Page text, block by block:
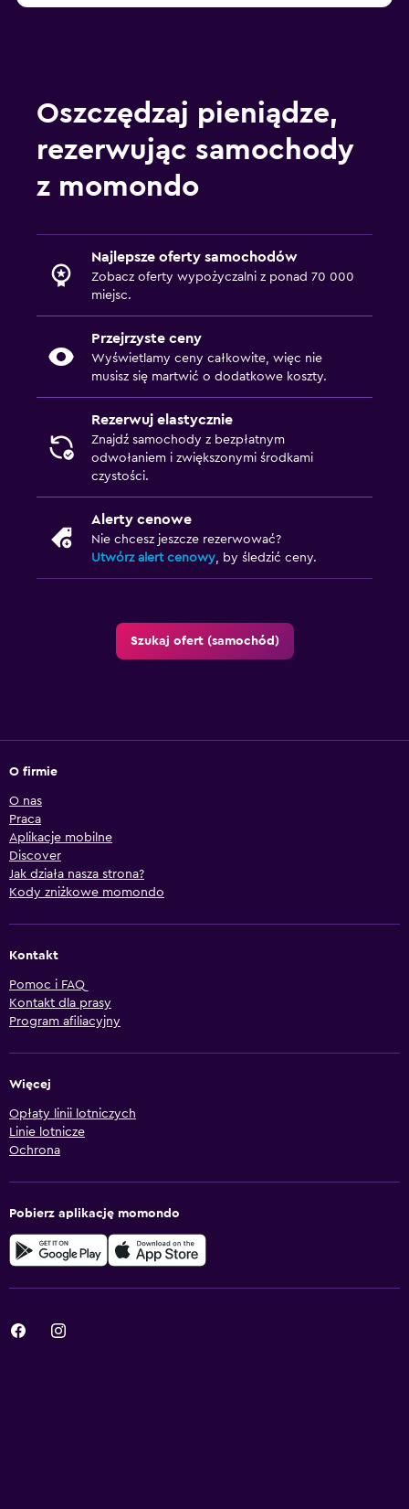
Oszczędzaj pieniądze,
rezerwując samochody
z momondo
Najlepsze oferty samochodów
Zobacz oferty wypożyczalni z ponad 70 000
miejsc.
Przejrzyste ceny
Wyświetlamy ceny całkowite, więc nie
musisz się martwić o dodatkowe koszty.
Rezerwuj elastycznie
Znajdź samochody z bezpłatnym
odwołaniem i zwiększonymi środkami
czystości.
Alerty cenowe
Nie chcesz jeszcze rezerwować?
Utwórz alert cenowy, by śledzić ceny.
Szukaj ofert (samochód)
O firmie
O nas
Praca
Aplikacje mobilne
Discover
Jak działa nasza strona?
Kody zniżkowe momondo
Kontakt
Pomoc i FAQ
Kontakt dla prasy
Program afiliacyjny
Więcej
Opłaty linii lotniczych
Linie lotnicze
Ochrona
Pobierz aplikację momondo